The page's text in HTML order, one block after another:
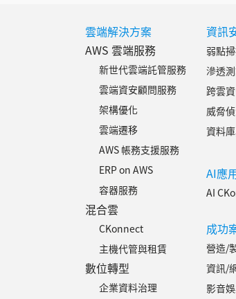
雲端解決方案
AWS 雲端服務
新世代雲端託管服務
雲端資安顧問服務
架構優化
雲端遷移
AWS 帳務支援服務
ERP on AWS
容器服務
混合雲
CKonnect
主機代管與租賃
數位轉型
企業資料治理
資訊
弱點
滲透
跨雲
威脅
資料
AI應
AI
成功
營造/
資訊/
影音